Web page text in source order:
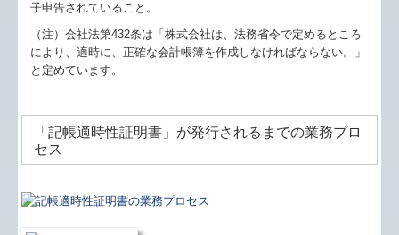
子申告されていること。
（注）会社法第432条は「株式会社は、法務省令で定めるところ
により、適時に、正確な会計帳簿を作成しなければならない。」
と定めています。
「記帳適時性証明書」が発行されるまでの業務プロ
セス